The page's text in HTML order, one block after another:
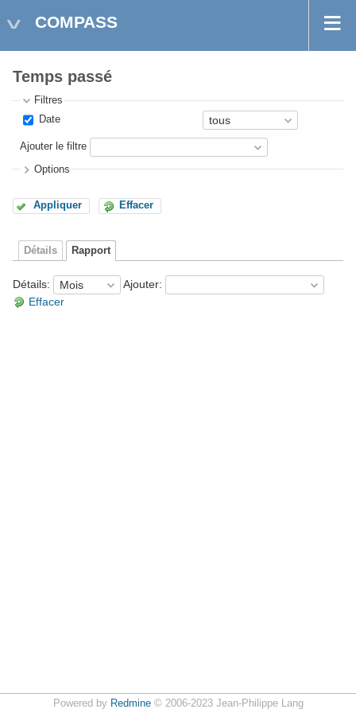
COMPASS
Temps passé
Filtres
Date
Ajouter le filtre
Options
Appliquer Effacer
Détails Rapport
Détails: Ajouter:
Effacer
Powered by Redmine© 2006-2023 Jean-Philippe Lang